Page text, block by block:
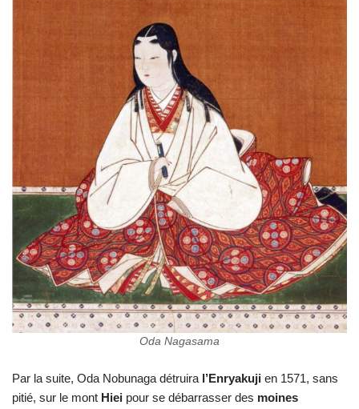
Oda Nagasama
Par la suite, Oda Nobunaga détruira l’Enryakuji en 1571, sans
pitié, sur le mont Hiei pour se débarrasser des moines